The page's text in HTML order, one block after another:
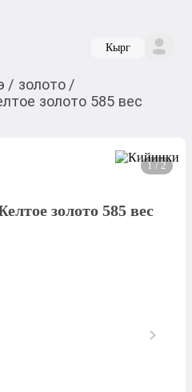
Кырг
/ золото /
золото 585 вес
1 / 2
золото 585 вес